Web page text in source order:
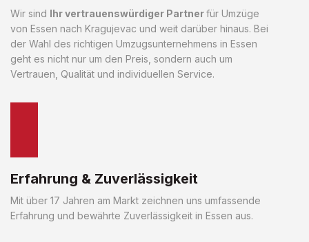
Wir sind Ihr vertrauenswürdiger Partnerfür Umzüge
von Essen nach Kragujevac und weit darüber hinaus. Bei
der Wahl des richtigen Umzugsunternehmens in Essen
geht es nicht nur um den Preis, sondern auch um
Vertrauen, Qualität und individuellen Service.
Erfahrung & Zuverlässigkeit
Mit über 17 Jahren am Markt zeichnen uns umfassende
Erfahrung und bewährte Zuverlässigkeit in Essen aus.